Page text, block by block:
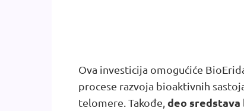
Ova investicija omogućiće
procese razvoja bioaktivnih
telomere. Takođe, deo